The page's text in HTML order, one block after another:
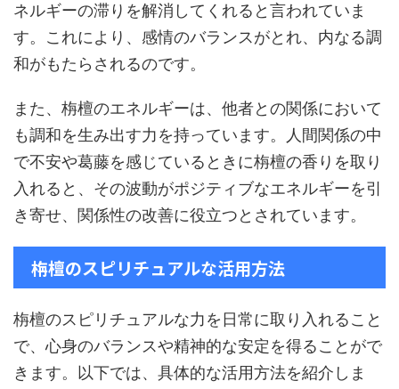
ネルギーの滞りを解消してくれると言われていま
す。これにより、感情のバランスがとれ、内なる調
和がもたらされるのです。
また、栴檀のエネルギーは、他者との関係において
も調和を生み出す力を持っています。人間関係の中
で不安や葛藤を感じているときに栴檀の香りを取り
入れると、その波動がポジティブなエネルギーを引
き寄せ、関係性の改善に役立つとされています。
栴檀のスピリチュアルな活用方法
栴檀のスピリチュアルな力を日常に取り入れること
で、心身のバランスや精神的な安定を得ることがで
きます。以下では、具体的な活用方法を紹介しま